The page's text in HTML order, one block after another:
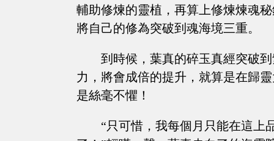
輔助修煉的靈植，再算上修煉煉魂
將自己的修為突破到魂海境三重。
到時候，葉真的碎玉真經突破
力，將會成倍的提升，就算是在歸
是絲毫不懼！
“只可惜，我每個月只能在這上